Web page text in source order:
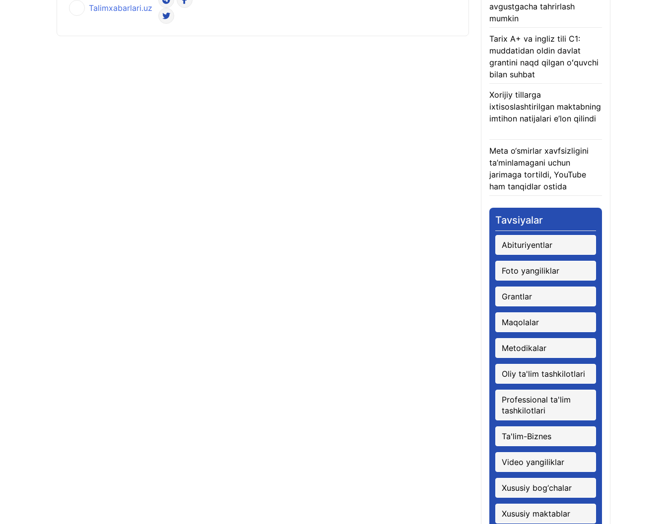
Talimxabarlari.uz
avgustgacha tahrirlash
mumkin
Tarix A+ va ingliz tili C1:
muddatidan oldin davlat
grantini naqd qilgan oʻquvchi
bilan suhbat
Xorijiy tillarga
ixtisoslashtirilgan maktabning
imtihon natijalari e’lon qilindi
Meta o‘smirlar xavfsizligini
ta’minlamagani uchun
jarimaga tortildi, YouTube
ham tanqidlar ostida
Tavsiyalar
Abituriyentlar
Foto yangiliklar
Grantlar
Maqolalar
Metodikalar
Oliy ta'lim tashkilotlari
Professional ta'lim
tashkilotlari
Ta'lim-Biznes
Video yangiliklar
Xususiy bog‘chalar
Xususiy maktablar